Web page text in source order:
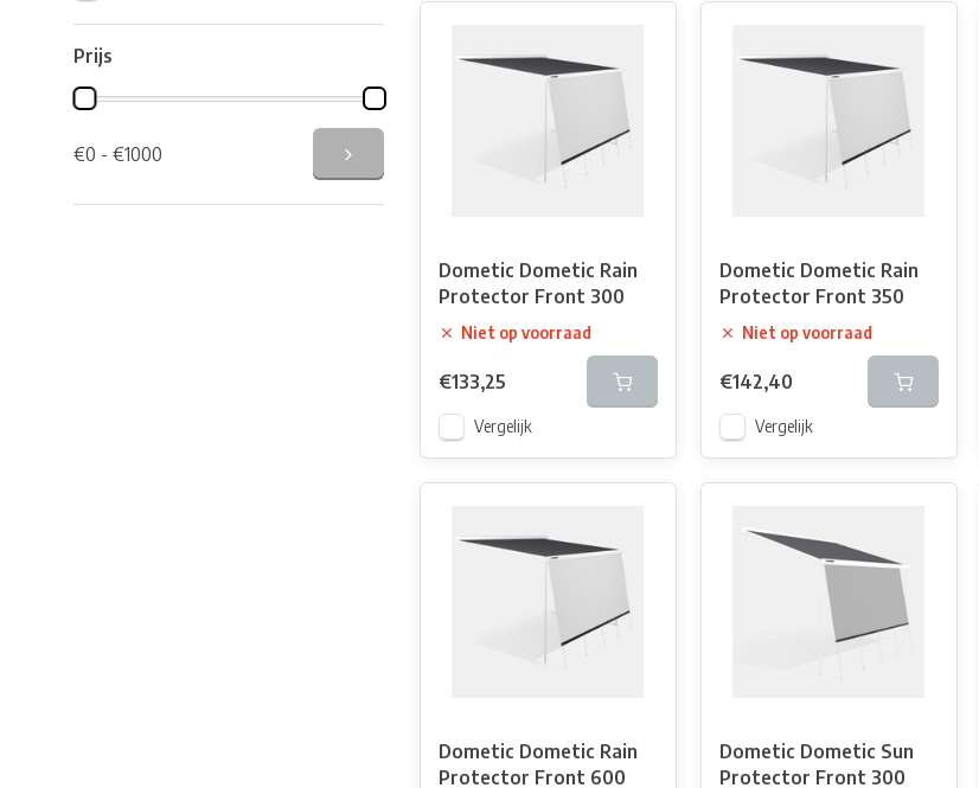
Prijs
€0 - €1000
Dometic Dometic Rain
Protector Front 300
Niet op voorraad
€133,25
Vergelijk
Dometic Dometic Rain
Protector Front 350
Niet op voorraad
€142,40
Vergelijk
Dometic Dometic Rain
Protector Front 600
Dometic Dometic Sun
Protector Front 300